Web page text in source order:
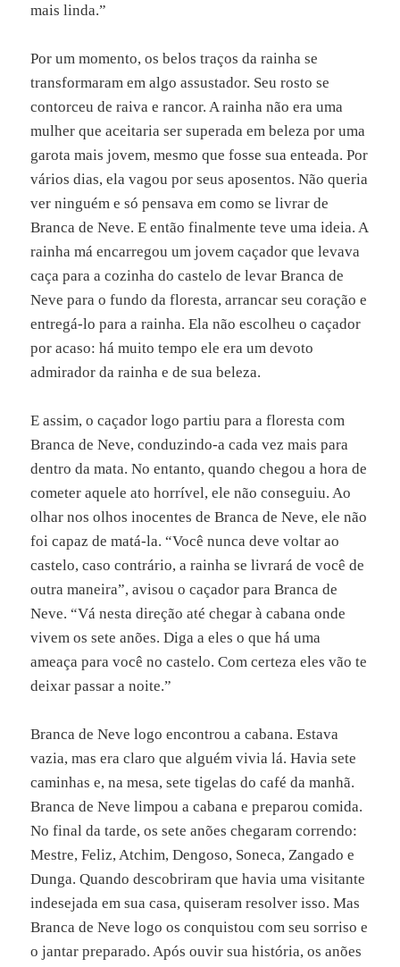
mais linda.”
Por um momento, os belos traços da rainha se
transformaram em algo assustador. Seu rosto se
contorceu de raiva e rancor. A rainha não era uma
mulher que aceitaria ser superada em beleza por uma
garota mais jovem, mesmo que fosse sua enteada. Por
vários dias, ela vagou por seus aposentos. Não queria
ver ninguém e só pensava em como se livrar de
Branca de Neve. E então finalmente teve uma ideia. A
rainha má encarregou um jovem caçador que levava
caça para a cozinha do castelo de levar Branca de
Neve para o fundo da floresta, arrancar seu coração e
entregá-lo para a rainha. Ela não escolheu o caçador
por acaso: há muito tempo ele era um devoto
admirador da rainha e de sua beleza.
E assim, o caçador logo partiu para a floresta com
Branca de Neve, conduzindo-a cada vez mais para
dentro da mata. No entanto, quando chegou a hora de
cometer aquele ato horrível, ele não conseguiu. Ao
olhar nos olhos inocentes de Branca de Neve, ele não
foi capaz de matá-la. “Você nunca deve voltar ao
castelo, caso contrário, a rainha se livrará de você de
outra maneira”, avisou o caçador para Branca de
Neve. “Vá nesta direção até chegar à cabana onde
vivem os sete anões. Diga a eles o que há uma
ameaça para você no castelo. Com certeza eles vão te
deixar passar a noite.”
Branca de Neve logo encontrou a cabana. Estava
vazia, mas era claro que alguém vivia lá. Havia sete
caminhas e, na mesa, sete tigelas do café da manhã.
Branca de Neve limpou a cabana e preparou comida.
No final da tarde, os sete anões chegaram correndo:
Mestre, Feliz, Atchim, Dengoso, Soneca, Zangado e
Dunga. Quando descobriram que havia uma visitante
indesejada em sua casa, quiseram resolver isso. Mas
Branca de Neve logo os conquistou com seu sorriso e
o jantar preparado. Após ouvir sua história, os anões